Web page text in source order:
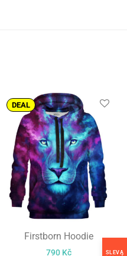
DEAL
Firstborn Hoodie
790 Kč
SLEVA